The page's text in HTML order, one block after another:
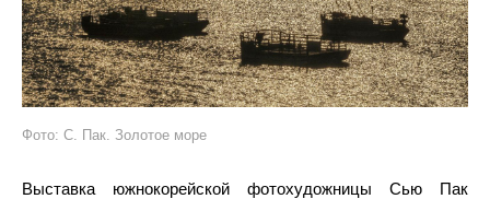
Фото: С. Пак. Золотое море
Выставка южнокорейской фотохудожницы Сью Пак